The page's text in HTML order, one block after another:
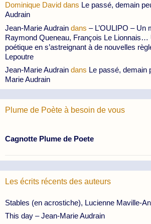
Dominique David dans Le passé, demain
Audrain
Jean-Marie Audrain dans – L’OULIPO – Un
Raymond Queneau, François Le Lionnais…
poétique en s’astreignant à de nouvelles
Lepoutre
Jean-Marie Audrain dans Le passé, demain
Marie Audrain
Plume de Poète à besoin de vous
Cagnotte Plume de Poete
Les écrits récents des auteurs
Stables (en acrostiche), Lucienne Maville-
This day – Jean-Marie Audrain